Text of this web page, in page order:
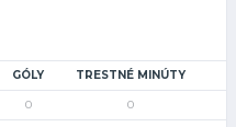
GÓLY TRESTNÉ MINÚTY
0 0